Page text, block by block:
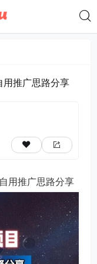
用推广思路分享
用推广思路分享